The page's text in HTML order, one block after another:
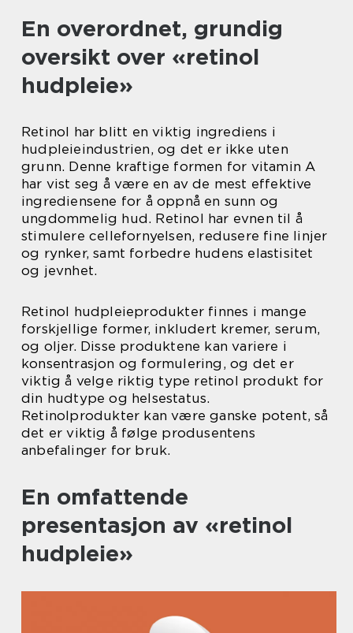
En overordnet, grundig
oversikt over «retinol
hudpleie»
Retinol har blitt en viktig ingrediens i
hudpleieindustrien, og det er ikke uten
grunn. Denne kraftige formen for vitamin A
har vist seg å være en av de mest effektive
ingrediensene for å oppnå en sunn og
ungdommelig hud. Retinol har evnen til å
stimulere cellefornyelsen, redusere fine linjer
og rynker, samt forbedre hudens elastisitet
og jevnhet.
Retinol hudpleieprodukter finnes i mange
forskjellige former, inkludert kremer, serum,
og oljer. Disse produktene kan variere i
konsentrasjon og formulering, og det er
viktig å velge riktig type retinol produkt for
din hudtype og helsestatus.
Retinolprodukter kan være ganske potent, så
det er viktig å følge produsentens
anbefalinger for bruk.
En omfattende
presentasjon av «retinol
hudpleie»